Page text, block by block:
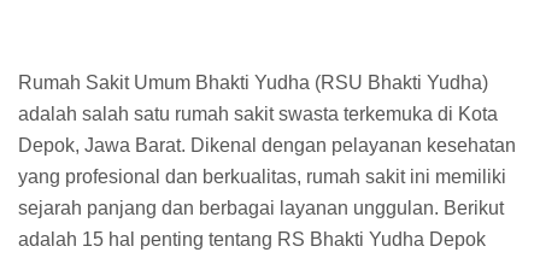
Rumah Sakit Umum Bhakti Yudha (RSU Bhakti Yudha)
adalah salah satu rumah sakit swasta terkemuka di Kota
Depok, Jawa Barat. Dikenal dengan pelayanan kesehatan
yang profesional dan berkualitas, rumah sakit ini memiliki
sejarah panjang dan berbagai layanan unggulan. Berikut
adalah 15 hal penting tentang RS Bhakti Yudha Depok